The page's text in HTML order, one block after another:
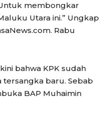
membongkar
Utara ini.” Ungkap
Rabu
bahwa KPK sudah
baru. Sebab
BAP Muhaimin